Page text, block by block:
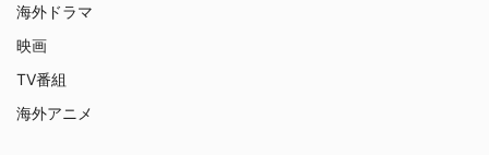
海外ドラマ
映画
TV番組
海外アニメ